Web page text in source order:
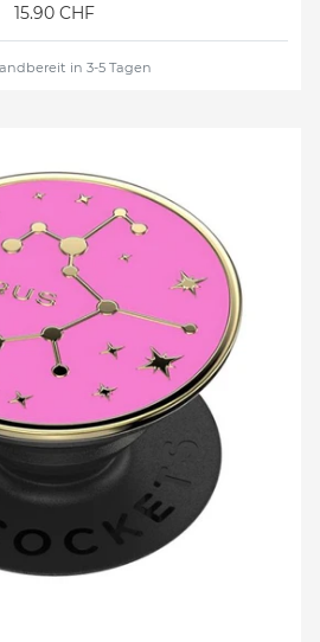
15.90 CHF
in 3-5 Tagen